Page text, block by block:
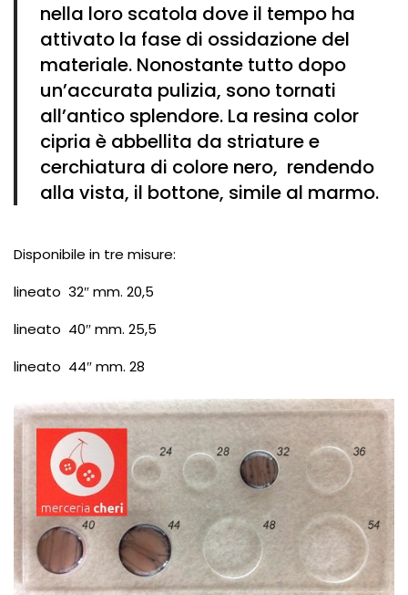
nella loro scatola dove il tempo ha
attivato la fase di ossidazione del
materiale. Nonostante tutto dopo
un’accurata pulizia, sono tornati
all’antico splendore. La resina color
cipria è abbellita da striature e
cerchiatura di colore nero, rendendo
alla vista, il bottone, simile al marmo.
Disponibile in tre misure:
lineato 32″ mm. 20,5
lineato 40″ mm. 25,5
lineato 44″ mm. 28